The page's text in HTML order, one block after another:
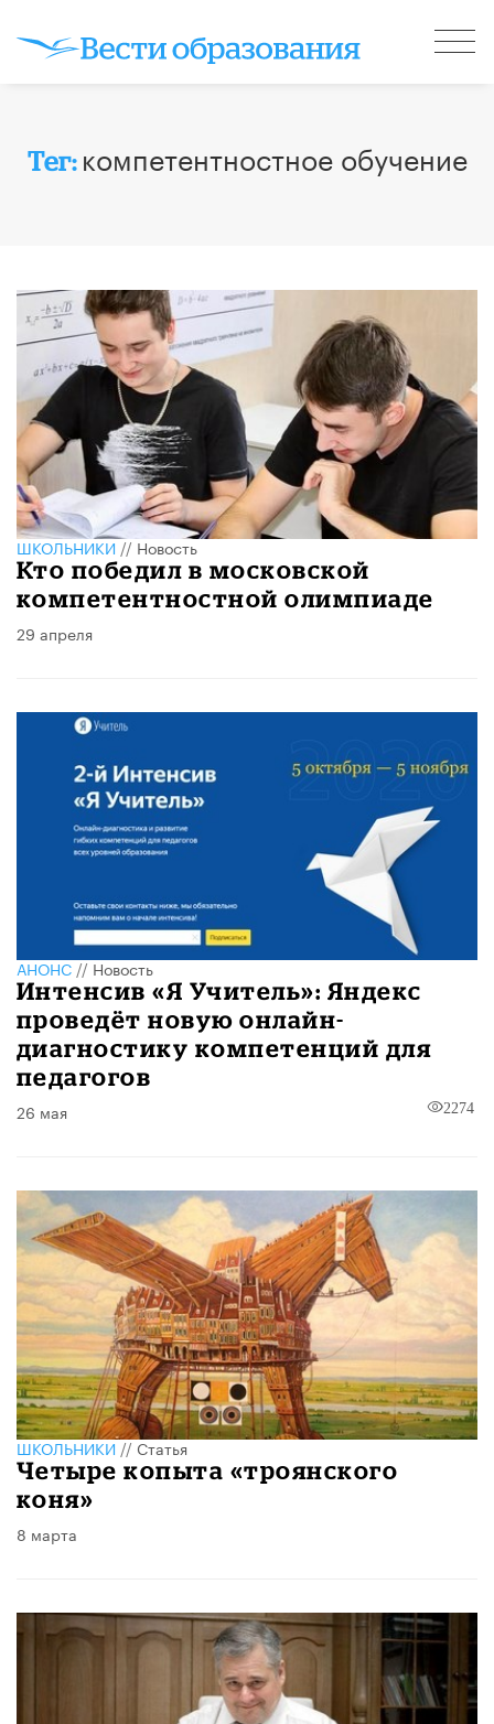
Тег: компетентностное обучение
ШКОЛЬНИКИ//Новость
Кто победил в московской
компетентностной олимпиаде
29 апреля
АНОНС//Новость
Интенсив «Я Учитель»: Яндекс
проведёт новую онлайн-
диагностику компетенций для
педагогов
26 мая 2274
ШКОЛЬНИКИ//Статья
Четыре копыта «троянского
коня»
8 марта